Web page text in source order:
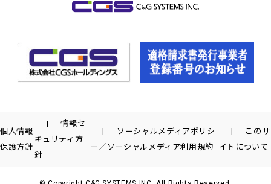
個人情報
保護方針
情報セ
キュリティ方
針
ソーシャルメディアポリシ
ー／ソーシャルメディア利用規約
このサ
イトについて